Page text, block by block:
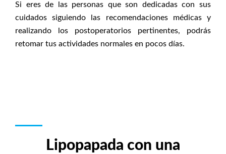
Si eres de las personas que son dedicadas con sus
cuidados siguiendo las recomendaciones médicas y
realizando los postoperatorios pertinentes, podrás
retomar tus actividades normales en pocos días.
Lipopapada con una